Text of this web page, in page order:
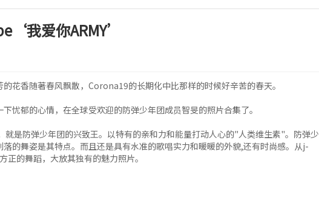
我爱你ARMY’
花香随著春风飘散，Corona19的长期化中比那样的时候好辛苦的春天。
忧郁的心情，在全球受欢迎的防弹少年团成员智旻的照片合集了。
是防弹少年团的兴致王。以特有的亲和力和能量打动人心的"人类维生素"。防弹少
的舞姿是其特点。而且还是具有水准的歌唱实力和暖暖的外貌,还有时尚感。从j-
的舞蹈，大放其独有的魅力照片。